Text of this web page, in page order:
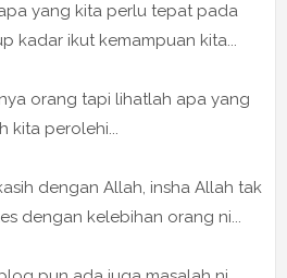
yang kita perlu tepat pada
kadar ikut kemampuan kita...
orang tapi lihatlah apa yang
kita perolehi...
dengan Allah, insha Allah tak
dengan kelebihan orang ni...